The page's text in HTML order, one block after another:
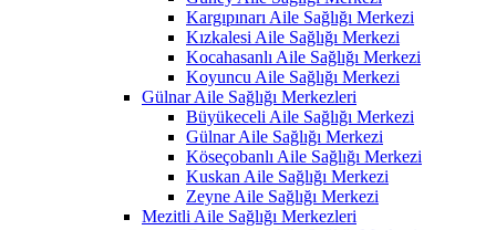
Kargıpınarı Aile Sağlığı Merkezi
Kızkalesi Aile Sağlığı Merkezi
Kocahasanlı Aile Sağlığı Merkezi
Koyuncu Aile Sağlığı Merkezi
Gülnar Aile Sağlığı Merkezleri
Büyükeceli Aile Sağlığı Merkezi
Gülnar Aile Sağlığı Merkezi
Köseçobanlı Aile Sağlığı Merkezi
Kuskan Aile Sağlığı Merkezi
Zeyne Aile Sağlığı Merkezi
Mezitli Aile Sağlığı Merkezleri